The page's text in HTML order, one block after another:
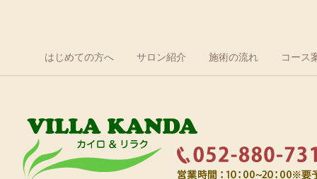
はじめての方へ サロン紹介 施術の流れ コース